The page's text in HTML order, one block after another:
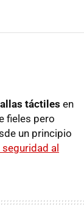
táctiles en
fieles pero
un principio
seguridad al